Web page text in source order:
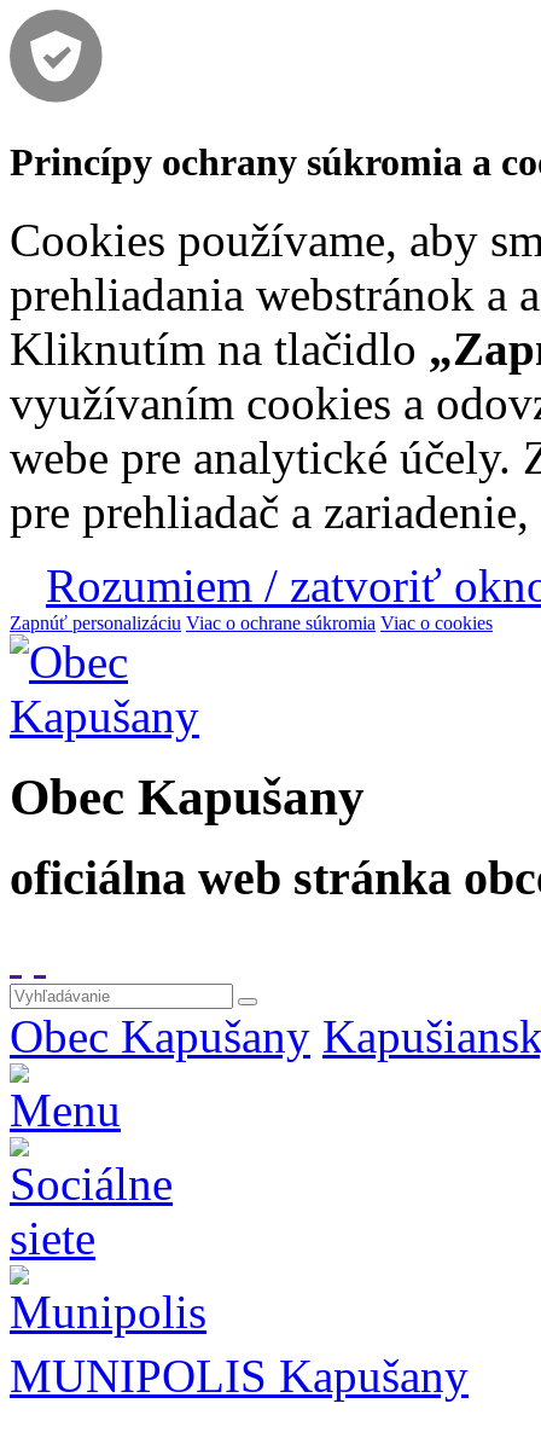
Princípy ochrany súkromia a
Cookies používame, aby
prehliadania webstránok a
Kliknutím na tlačidlo
využívaním cookies a
webe pre analytické účely.
pre prehliadač a
Rozumiem / zatvoriť
Zapnúť personalizáciu Viac o ochrane súkromia Viac o cookies
Obec Kapušany
oficiálna web stránka
Obec Kapušany
MUNIPOLIS Kapušany